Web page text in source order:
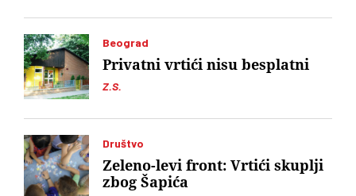
Beograd
Z.S.
Privatni vrtići nisu besplatni
Društvo
Zeleno-levi front: Vrtići skuplji
zbog Šapića